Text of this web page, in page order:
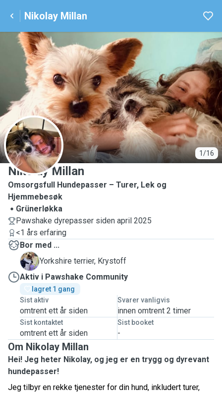
Nikolay Millan
1/16
N
Nikolay Millan
Omsorgsfull Hundepasser – Turer, Lek og
Hjemmebesøk
Grünerløkka
Pawshake dyrepasser siden april 2025
<1 års erfaring
Bor med ...
K
Yorkshire terrier, Krystoff
Aktiv i Pawshake Community
lagret 1 gang
Sist aktiv
omtrent ett år siden
Svarer vanligvis
innen omtrent 2 timer
Sist kontaktet
omtrent ett år siden
Sist booket
-
Om Nikolay Millan
Hei! Jeg heter Nikolay, og jeg er en trygg og dyrevant
hundepasser!
Jeg tilbyr en rekke tjenester for din hund, inkludert turer,